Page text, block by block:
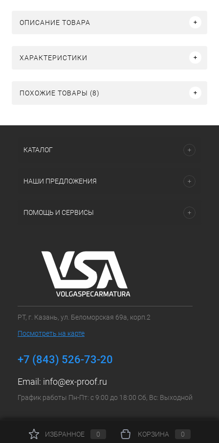
ОПИСАНИЕ ТОВАРА
ХАРАКТЕРИСТИКИ
ПОХОЖИЕ ТОВАРЫ (8)
КАТАЛОГ
НАШИ ПРЕДЛОЖЕНИЯ
ПОМОЩЬ И СЕРВИСЫ
РТ, г. Казань, ул. Беломорская 69а, корп.2
Посмотреть на карте
+7 (843) 526-73-20
Email: info@ex-proof.ru
График работы Пн-Пт: с 9:00 до 18:00 Сб, Вс: Выходной
ИЗБРАННОЕ 0 КОРЗИНА 0